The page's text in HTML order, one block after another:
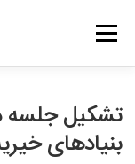
فهرست
تشکیل
بنیادهای